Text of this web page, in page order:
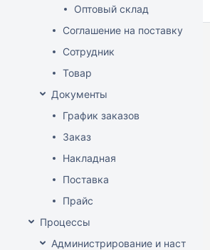
Оптовый склад
Соглашение на поставку
Сотрудник
Товар
Документы
График заказов
Заказ
Накладная
Поставка
Прайс
Процессы
Администрирование и настройка